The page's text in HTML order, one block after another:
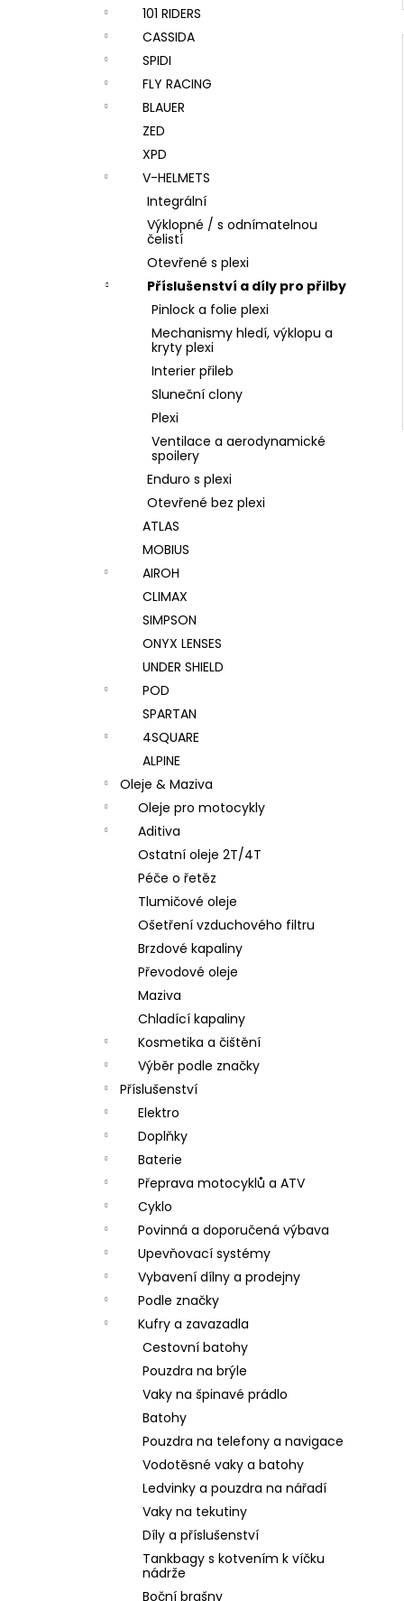
101 RIDERS
CASSIDA
SPIDI
FLY RACING
BLAUER
ZED
XPD
V-HELMETS
Integrální
Výklopné / s odnímatelnou
čelistí
Otevřené s plexi
Příslušenství a díly pro přilby
Pinlock a folie plexi
Mechanismy hledí, výklopu a
kryty plexi
Interier přileb
Sluneční clony
Plexi
Ventilace a aerodynamické
spoilery
Enduro s plexi
Otevřené bez plexi
ATLAS
MOBIUS
AIROH
CLIMAX
SIMPSON
ONYX LENSES
UNDER SHIELD
POD
SPARTAN
4SQUARE
ALPINE
Oleje & Maziva
Oleje pro motocykly
Aditiva
Ostatní oleje 2T/4T
Péče o řetěz
Tlumičové oleje
Ošetření vzduchového filtru
Brzdové kapaliny
Převodové oleje
Maziva
Chladící kapaliny
Kosmetika a čištění
Výběr podle značky
Příslušenství
Elektro
Doplňky
Baterie
Přeprava motocyklů a ATV
Cyklo
Povinná a doporučená výbava
Upevňovací systémy
Vybavení dílny a prodejny
Podle značky
Kufry a zavazadla
Cestovní batohy
Pouzdra na brýle
Vaky na špinavé prádlo
Batohy
Pouzdra na telefony a navigace
Vodotěsné vaky a batohy
Ledvinky a pouzdra na nářadí
Vaky na tekutiny
Díly a příslušenství
Tankbagy s kotvením k víčku
nádrže
Boční brašny